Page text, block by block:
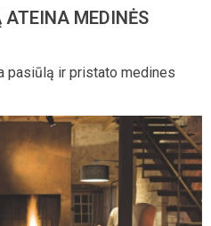
ATEINA MEDINĖS
pasiūlą ir pristato medines